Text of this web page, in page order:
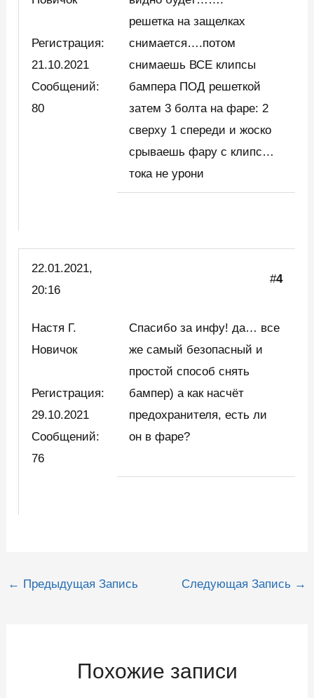
Регистрация:
21.10.2021
Сообщений:
80
решетка на защелках
снимается….потом
снимаешь ВСЕ клипсы
бампера ПОД решеткой
затем 3 болта на фаре: 2
сверху 1 спереди и жоско
срываешь фару с клипс…
тока не урони
22.01.2021,
20:16
#4
Настя Г.
Новичок
Регистрация:
29.10.2021
Сообщений:
76
Спасибо за инфу! да… все
же самый безопасный и
простой способ снять
бампер) а как насчёт
предохранителя, есть ли
он в фаре?
Навигация
← Предыдущая Запись Следующая Запись →
Похожие записи